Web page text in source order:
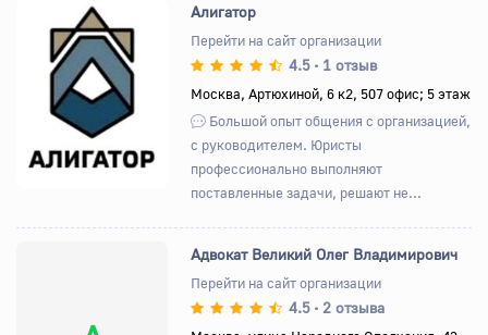
Назад Вперед
Алигатор
Перейти на сайт организации
4.5 • 1 отзыв
Москва, Артюхиной, 6 к2, 507 офис; 5 этаж
Большой опыт общения с организацией,
с руководителем. Юристы
профессионально выполняют
поставленные задачи, решают не...
Адвокат Великий Олег Владимирович
Перейти на сайт организации
4.5 • 2 отзыва